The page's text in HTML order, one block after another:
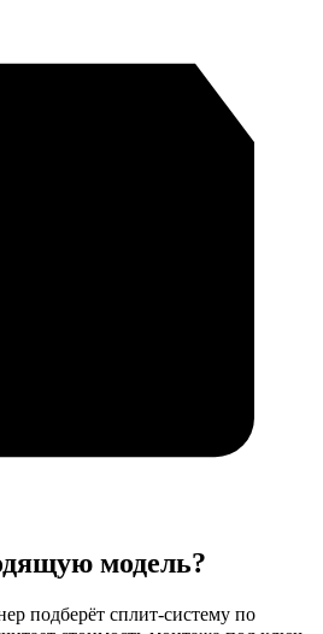
модель?
подберёт сплит-систему по